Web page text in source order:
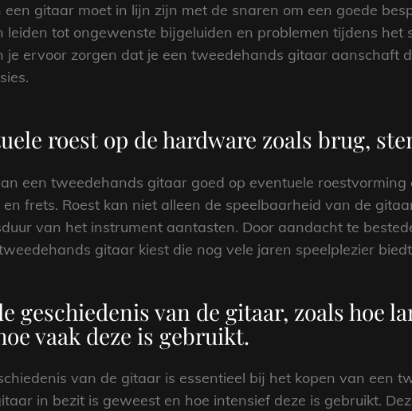
een gitaar moet in lijn zijn met de snaren om een goede
leiden tot ongewenste bijgeluiden en problemen tijdens het
je ervoor zorgen dat je een tweedehands gitaar aanschaft
roest op de hardware zoals brug,
een tweedehands gitaar goed op eventuele
frets. Roest kan niet alleen de speelbaarheid van de
van het instrument aantasten. Door aandacht te
gitaar kiest die nog vele jaren speelplezier
geschiedenis van de gitaar, zoals hoe
vaak deze is gebruikt.
van de gitaar is essentieel bij het kopen van een
in bezit is geweest en hoe intensief deze is gebruikt.